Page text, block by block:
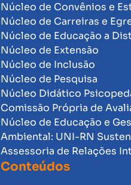
Núcleo de Convênios e
Núcleo de Carreiras e
Núcleo de Educação a
Núcleo de Extensão
Núcleo de Inclusão
Núcleo de Pesquisa
Núcleo Didático
Comissão Própria de
Núcleo de Educação e
Ambiental: UNI-RN
Assessoria de Relações
Conteúdos